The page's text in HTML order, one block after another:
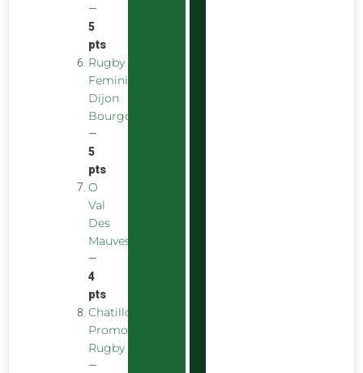
—
5
pts
Rugby
Feminin
Dijon
Bourgogne
—
5
pts
O
Val
Des
Mauves
—
4
pts
Chatillon
Promotion
Rugby
—